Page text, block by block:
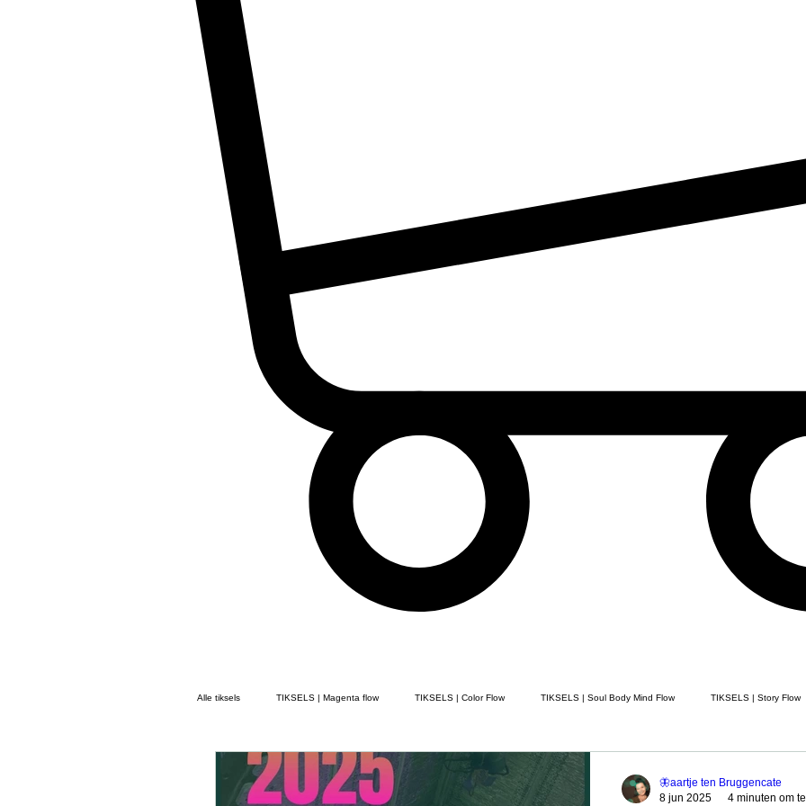
Alle tiksels TIKSELS | Magenta flow TIKSELS | Color Flow TIKSELS | Soul Body Mind Flow TIKSELS | Story Flow
TIKSELS | Gedichten Flow TIKSELS | Poem Flow TIKSELS | Song Flow
🦋aartje ten Bruggencate
8 jun 2025
4 minuten om